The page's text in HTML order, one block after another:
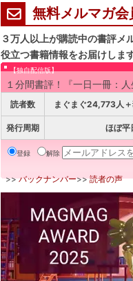
無料メルマガ会
３万人以上が購読中の書評メ
役立つ書籍情報をお届けしま
【独自配信版】
１分間書評！『一日一冊：人
読者数 まぐまぐ24,773人
発行周期 ほぼ平
登録 解除
>>バックナンバー>>読者の声